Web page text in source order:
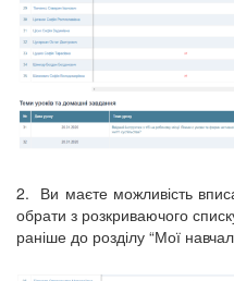
2. Ви маєте можливість
обрати з розкриваючого
раніше до розділу “Мої